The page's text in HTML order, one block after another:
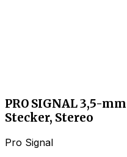
PRO SIGNAL 3,5-
Stecker, Stereo
Pro Signal